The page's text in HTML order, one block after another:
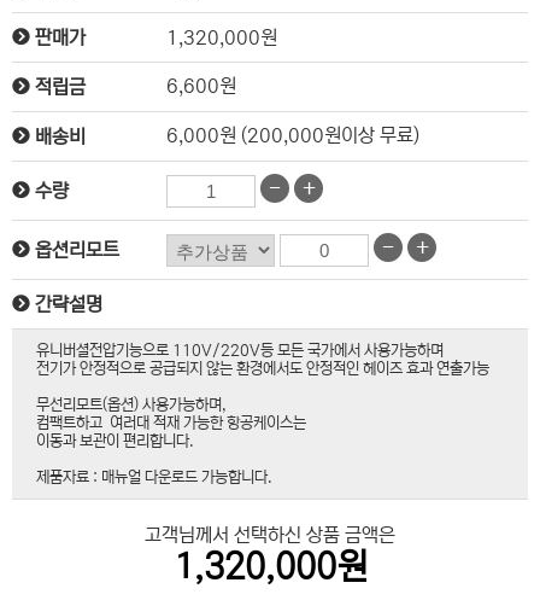
판매가 1,320,000원
적립금 6,600원
배송비 6,000원 (200,000원이상 무료)
수량 - +
옵션리모트 - +
간략설명
유니버셜전압기능으로 110V/220V등 모든 국가에서 사용가능하며
전기가 안정적으로 공급되지 않는 환경에서도 안정적인 헤이즈 효과 연출가능
무선리모트(옵션) 사용가능하며,
컴팩트하고 여러대 적재 가능한 항공케이스는
이동과 보관이 편리합니다.
제품자료 : 매뉴얼 다운로드 가능합니다.
고객님께서 선택하신 상품 금액은
1,320,000원